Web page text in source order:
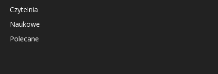
Czytelnia
Naukowe
Polecane